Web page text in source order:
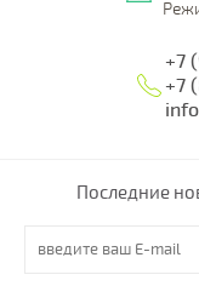
+7
+7
Последние